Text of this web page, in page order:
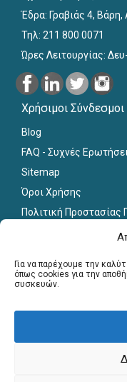
Για να παρέχουμε την
όπως cookies για την
συσκευών.
Έδρα: Γραβιάς 4, Βάρη,
Τηλ: 211 800 0071
Ώρες Λειτουργίας:
Χρήσιμοι Σύνδεσμοι
Blog
FAQ - Συχνές
Sitemap
Όροι Χρήσης
Πολιτική
Για εκπαιδευτικούς
Εγγραφή
Γραφείο Διασύνδεσης